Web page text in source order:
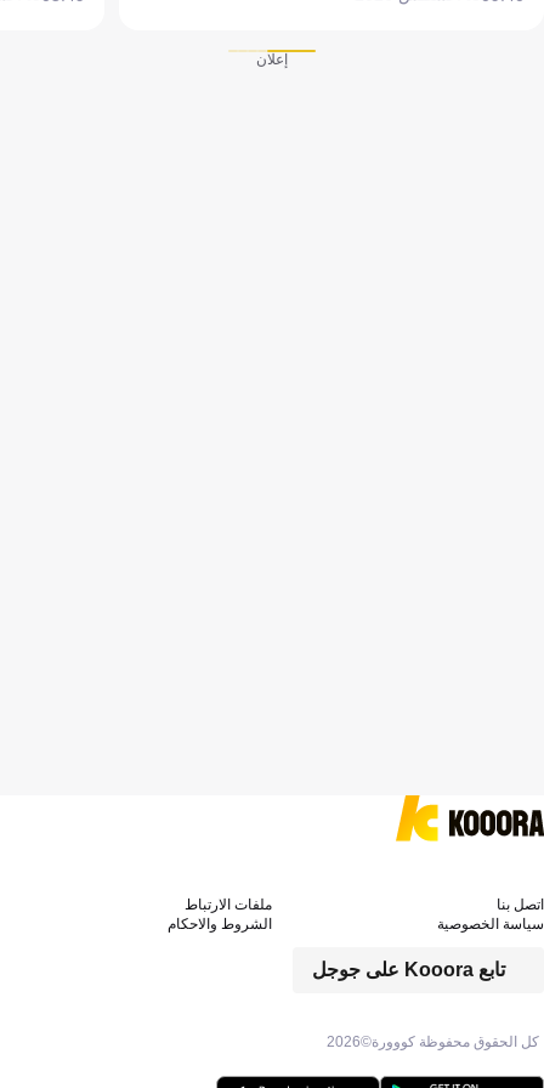
إعلان
كل الحقوق محفوظة كووورة©2026
تابع Kooora على جوجل
اتصل بنا
ملفات الارتباط
سياسة الخصوصية
الشروط والاحكام